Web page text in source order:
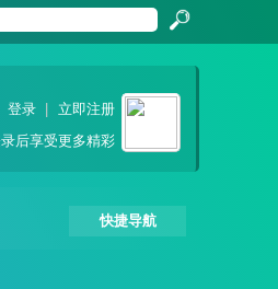
索
登录
立即注册
后享受更多精彩
快捷导航